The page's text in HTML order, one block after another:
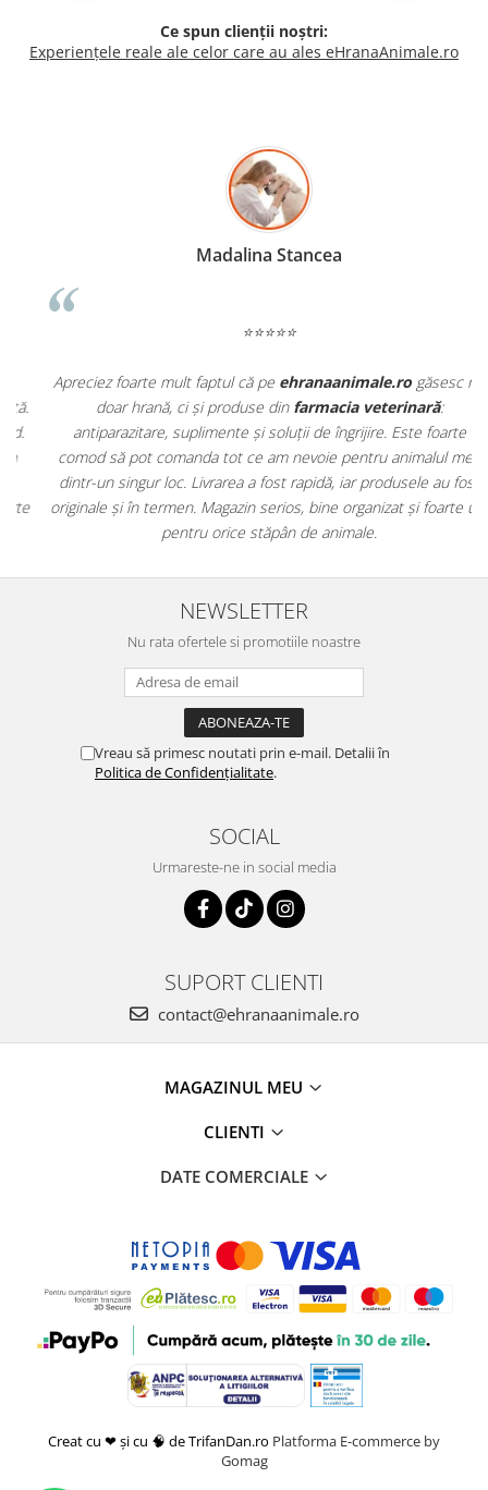
Ce spun clienții noștri:
Experiențele reale ale celor care au ales eHranaAnimale.ro
Madalina Stancea
⭐⭐⭐⭐⭐
Apreciez foarte mult faptul că pe ehranaanimale.rogăsesc nu
doar hrană, ci și produse din farmacia veterinară:
antiparazitare, suplimente și soluții de îngrijire. Este foarte
comod să pot comanda tot ce am nevoie pentru animalul meu
dintr-un singur loc. Livrarea a fost rapidă, iar produsele au fost
originale și în termen. Magazin serios, bine organizat și foarte util
pentru orice stăpân de animale.
NEWSLETTER
Nu rata ofertele si promotiile noastre
Vreau să primesc noutati prin e-mail. Detalii în
Politica de Confidențialitate.
SOCIAL
Urmareste-ne in social media
SUPORT CLIENTI
contact@ehranaanimale.ro
MAGAZINUL MEU
CLIENTI
DATE COMERCIALE
Creat cu ❤ și cu 🧠 de TrifanDan.ro Platforma E-commerce by
Gomag